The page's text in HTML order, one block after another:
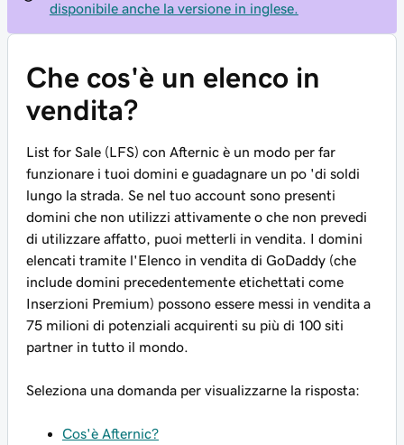
disponibile anche la versione in inglese.
Che cos'è un elenco in
vendita?
List for Sale (LFS) con Afternic è un modo per far
funzionare i tuoi domini e guadagnare un po 'di soldi
lungo la strada. Se nel tuo account sono presenti
domini che non utilizzi attivamente o che non prevedi
di utilizzare affatto, puoi metterli in vendita. I domini
elencati tramite l'Elenco in vendita di GoDaddy (che
include domini precedentemente etichettati come
Inserzioni Premium) possono essere messi in vendita a
75 milioni di potenziali acquirenti su più di 100 siti
partner in tutto il mondo.
Seleziona una domanda per visualizzarne la risposta:
Cos'è Afternic?